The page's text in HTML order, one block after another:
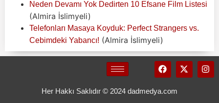
Neden Devamı Yok Dedirten 10 Efsane Film Listesi
(Almira İslimyeli)
Telefonları Masaya Koyduk: Perfect Strangers vs.
Cebimdeki Yabancı! (Almira İslimyeli)
Her Hakkı Saklıdır © 2024 dadmedya.com